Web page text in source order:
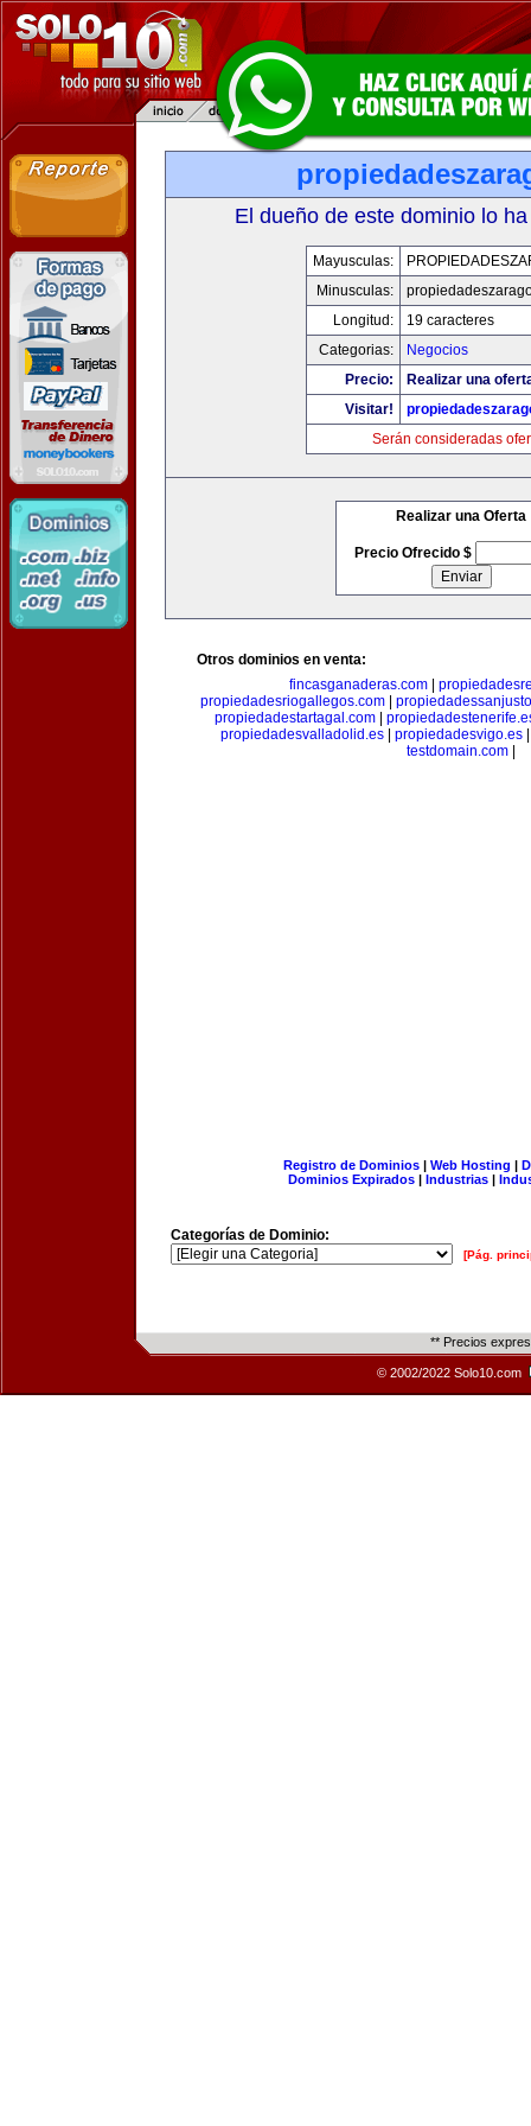
El dueño de este dominio lo
Mayusculas:
Minusculas:
Longitud:
19 caracteres
Categorias:
Negocios
Precio:
Realizar una
Visitar!
Serán consideradas
Realizar una Oferta
Precio Ofrecido $
Otros dominios en venta:
fincasganaderas.com|
propiedadesriogallegos.com|
propiedadestartagal.com|
propiedadesvalladolid.es
propiedadesvigo.es
testdomain.com
Registro de Dominios| Web Hosting |
Dominios Expirados | Industrias |
Categorías de Dominio:
[Pág.
** Precios
© 2002/2022 Solo10.com